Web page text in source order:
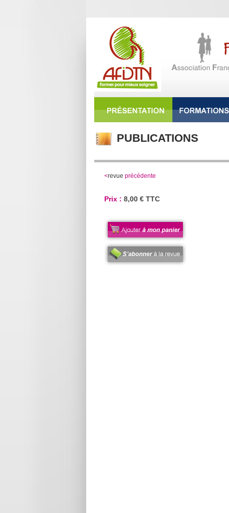
PUBLICATIONS
<revue précédente
Prix : 8,00 € TTC